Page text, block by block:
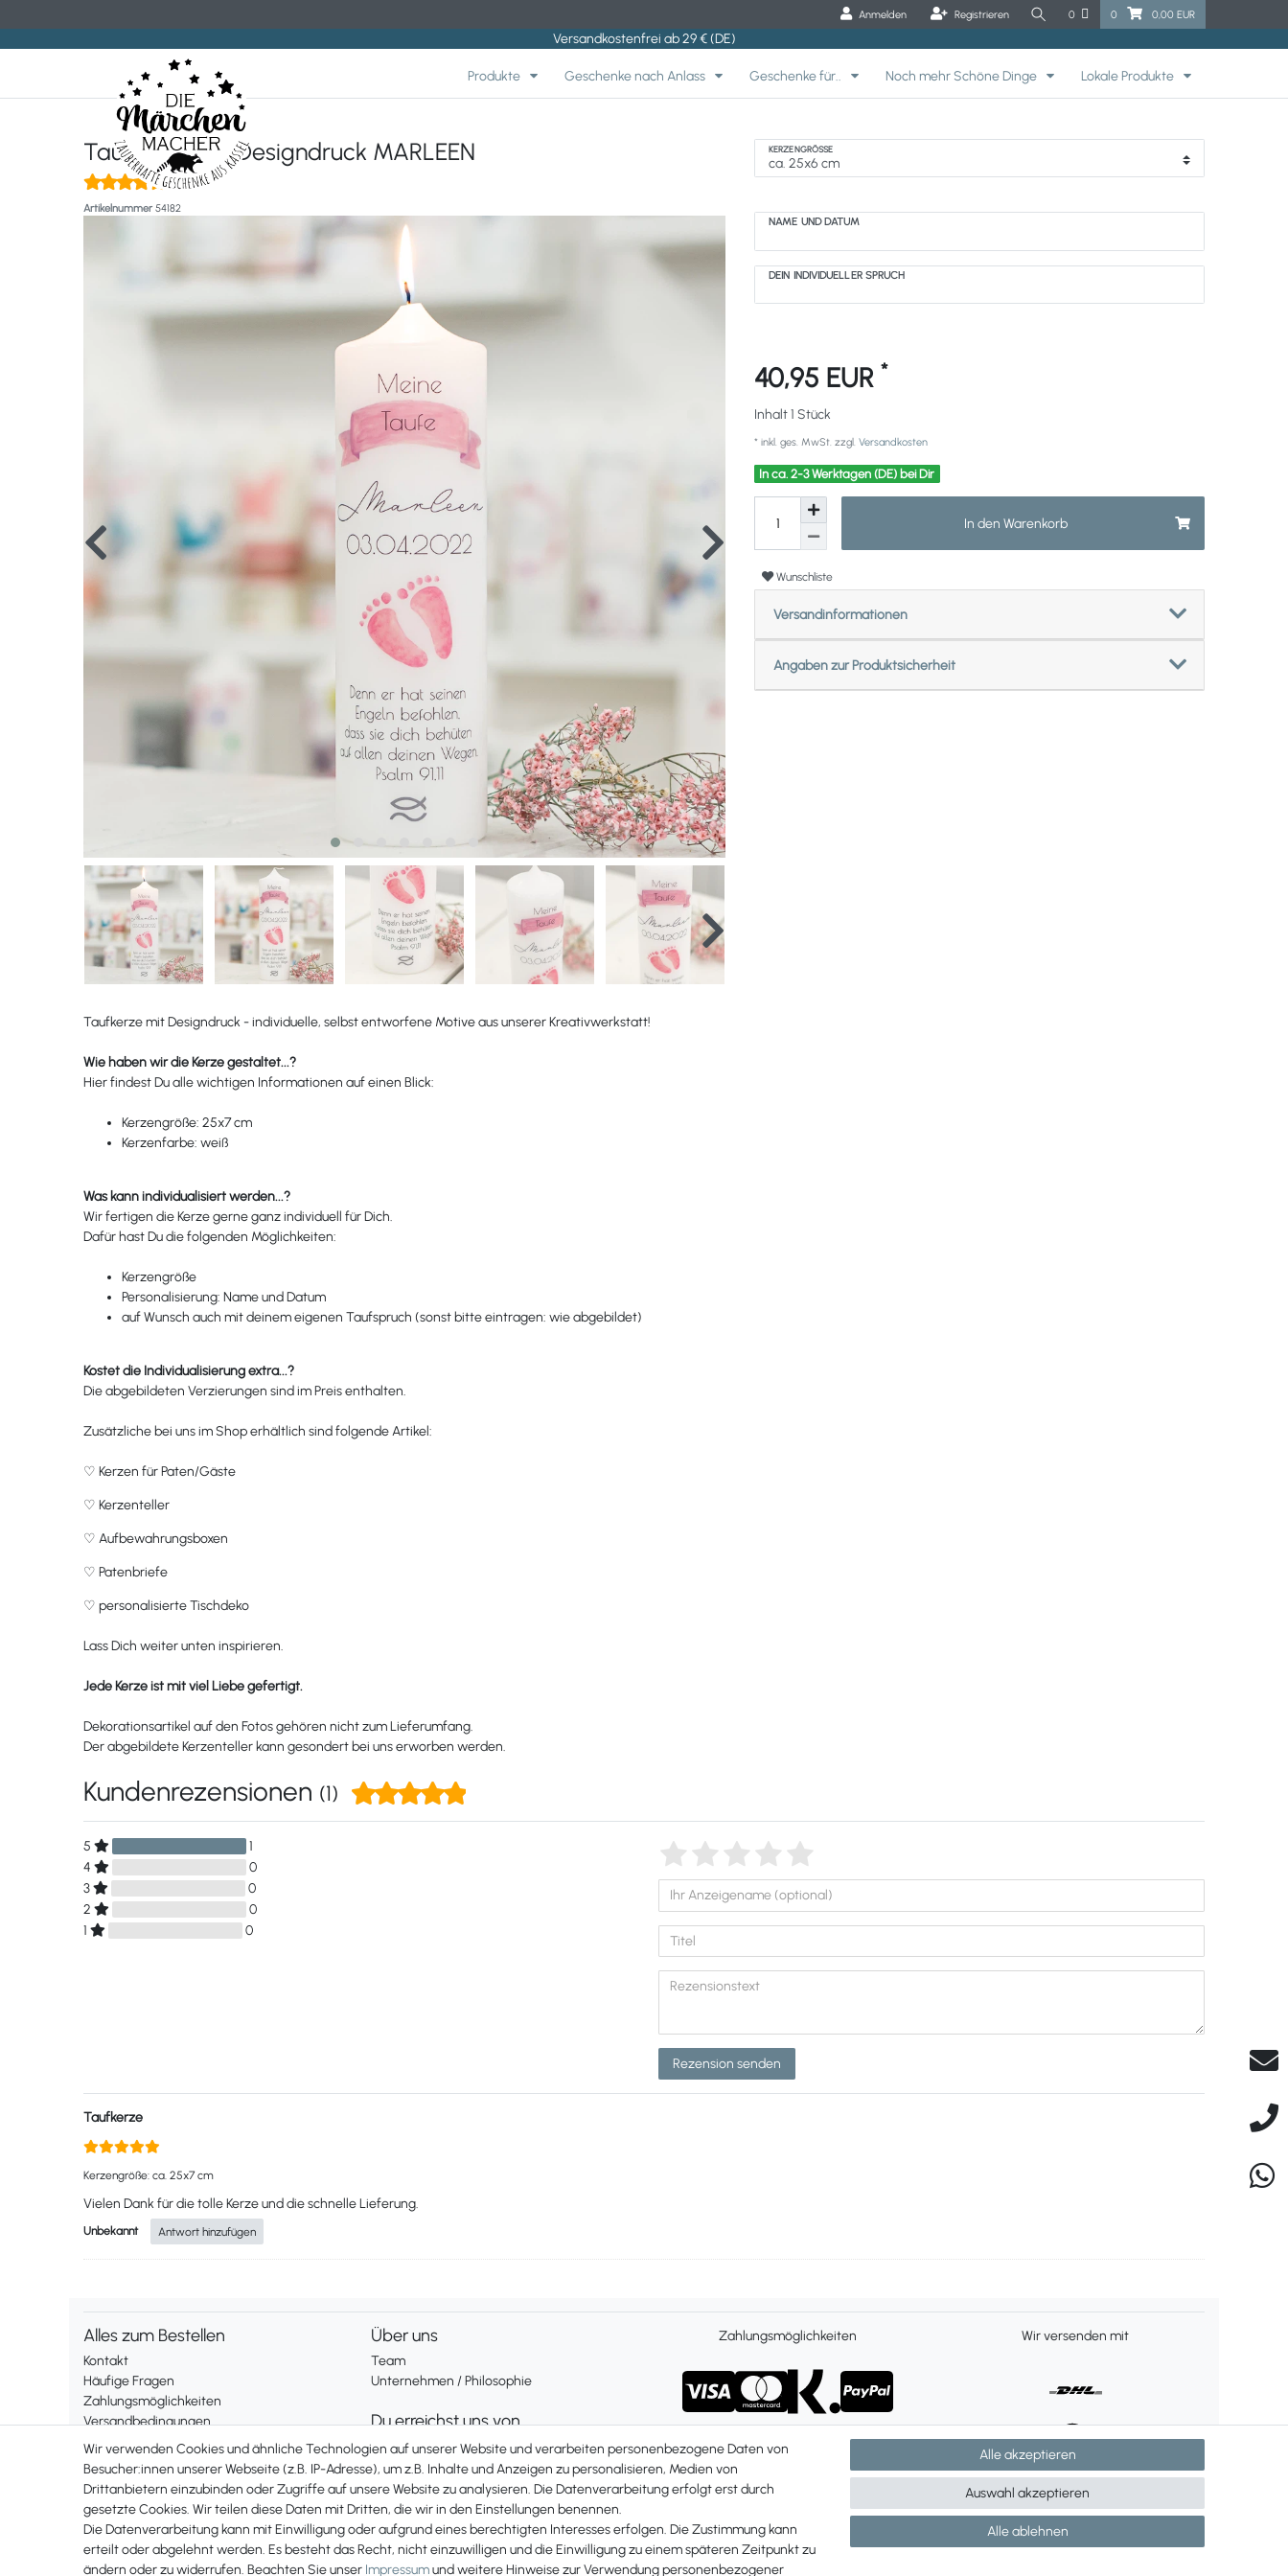
Anmelden Registrieren 0 0 0,00 EUR
Versandkostenfrei ab 29 € (DE)
Produkte Geschenke nach Anlass Geschenke für.. Noch mehr Schöne Dinge Lokale Produkte
Taufkerze mit Designdruck MARLEEN
(1)
Artikelnummer 54182
KERZENGRÖSSE
NAME UND DATUM
DEIN INDIVIDUELLER SPRUCH
40,95 EUR *
Inhalt1 Stück
* inkl. ges. MwSt. zzgl. Versandkosten
In ca. 2-3 Werktagen (DE) bei Dir
In den Warenkorb
Wunschliste
Versandinformationen
Angaben zur Produktsicherheit
Taufkerze mit Designdruck - individuelle, selbst entworfene Motive aus unserer Kreativwerkstatt!
Wie haben wir die Kerze gestaltet...?
Hier findest Du alle wichtigen Informationen auf einen Blick:
Kerzengröße: 25x7 cm
Kerzenfarbe: weiß
Was kann individualisiert werden...?
Wir fertigen die Kerze gerne ganz individuell für Dich.
Dafür hast Du die folgenden Möglichkeiten:
Kerzengröße
Personalisierung: Name und Datum
auf Wunsch auch mit deinem eigenen Taufspruch (sonst bitte eintragen: wie abgebildet)
Kostet die Individualisierung extra...?
Die abgebildeten Verzierungen sind im Preis enthalten.
Zusätzliche bei uns im Shop erhältlich sind folgende Artikel:
♡ Kerzen für Paten/Gäste
♡ Kerzenteller
♡ Aufbewahrungsboxen
♡ Patenbriefe
♡ personalisierte Tischdeko
Lass Dich weiter unten inspirieren.
Jede Kerze ist mit viel Liebe gefertigt.
Dekorationsartikel auf den Fotos gehören nicht zum Lieferumfang.
Der abgebildete Kerzenteller kann gesondert bei uns erworben werden.
Kundenrezensionen (1)
5
1
4
0
3
0
2
0
1
0
Rezension senden
Taufkerze
Kerzengröße: ca. 25x7 cm
Vielen Dank für die tolle Kerze und die schnelle Lieferung.
Unbekannt Antwort hinzufügen
Alles zum Bestellen
Kontakt
Häufige Fragen
Zahlungsmöglichkeiten
Versandbedingungen
Widerrufsrecht
Vertrag widerrufen
Rechtliches
Impressum
AGB
Über uns
Team
Unternehmen / Philosophie
Du erreichst uns von
Montag bis Freitag 9 bis 16 Uhr
Telefonisch und per Whatsapp
erreichst Du uns unter:
+49 561 287 907 84
Zahlungsmöglichkeiten Wir versenden mit
Wir verwenden Cookies und ähnliche Technologien auf unserer Website und verarbeiten personenbezogene Daten von
Besucher:innen unserer Webseite (z.B. IP-Adresse), um z.B. Inhalte und Anzeigen zu personalisieren, Medien von
Drittanbietern einzubinden oder Zugriffe auf unsere Website zu analysieren. Die Datenverarbeitung erfolgt erst durch
gesetzte Cookies. Wir teilen diese Daten mit Dritten, die wir in den Einstellungen benennen.
Die Datenverarbeitung kann mit Einwilligung oder aufgrund eines berechtigten Interesses erfolgen. Die Zustimmung kann
erteilt oder abgelehnt werden. Es besteht das Recht, nicht einzuwilligen und die Einwilligung zu einem späteren Zeitpunkt zu
ändern oder zu widerrufen. Beachten Sie unser Impressumund weitere Hinweise zur Verwendung personenbezogener
Alle akzeptieren
Alle ablehnen
Auswahl akzeptieren